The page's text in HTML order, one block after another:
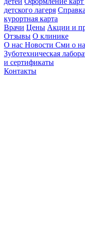
детского лагеря
курортная карта
Врачи Цены Акции и
Отзывы О клинике
О нас Новости Сми о
Зуботехническая
и сертификаты
Контакты